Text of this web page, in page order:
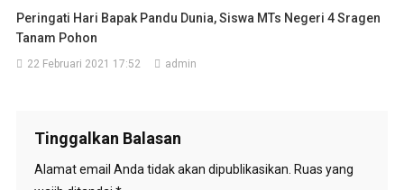
Peringati Hari Bapak Pandu Dunia, Siswa MTs Negeri 4 Sragen
Tanam Pohon
22 Februari 2021 17:52 admin
Tinggalkan Balasan
Alamat email Anda tidak akan dipublikasikan. Ruas yang